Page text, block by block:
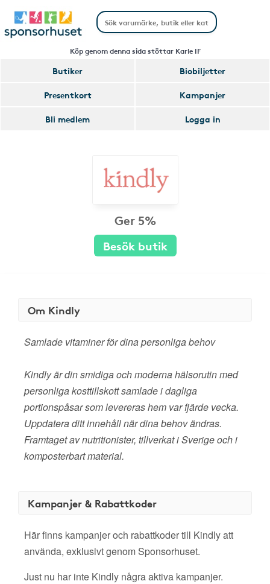
Köp genom denna sida stöttar Karle IF
Butiker
Biobiljetter
Presentkort
Kampanjer
Bli medlem
Logga in
Ger 5%
Besök butik
Om Kindly
Samlade vitaminer för dina personliga behov
Kindly är din smidiga och moderna hälsorutin med
personliga kosttillskott samlade i dagliga
portionspåsar som levereras hem var fjärde vecka.
Uppdatera ditt innehåll när dina behov ändras.
Framtaget av nutritionister, tillverkat i Sverige och i
komposterbart material.
Kampanjer & Rabattkoder
Här finns kampanjer och rabattkoder till Kindly att
använda, exklusivt genom Sponsorhuset.
Just nu har inte Kindly några aktiva kampanjer.